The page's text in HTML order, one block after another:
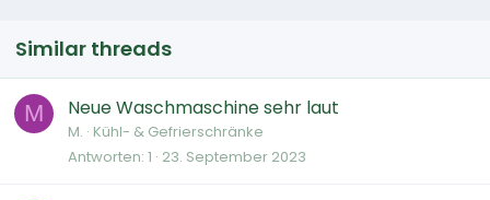
Similar threads
M Neue Waschmaschine sehr laut
M. Kühl- & Gefrierschränke
Antworten 1 23. September 2023